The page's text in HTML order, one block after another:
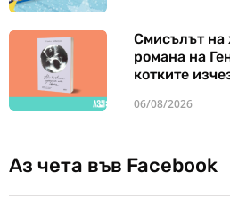
Смисълът на
романа на
котките
06/08/2026
Аз чета във Facebook